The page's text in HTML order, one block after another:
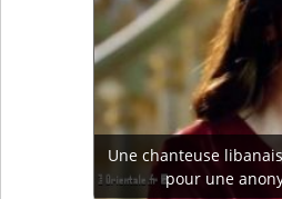
Une chanteuse
pour une